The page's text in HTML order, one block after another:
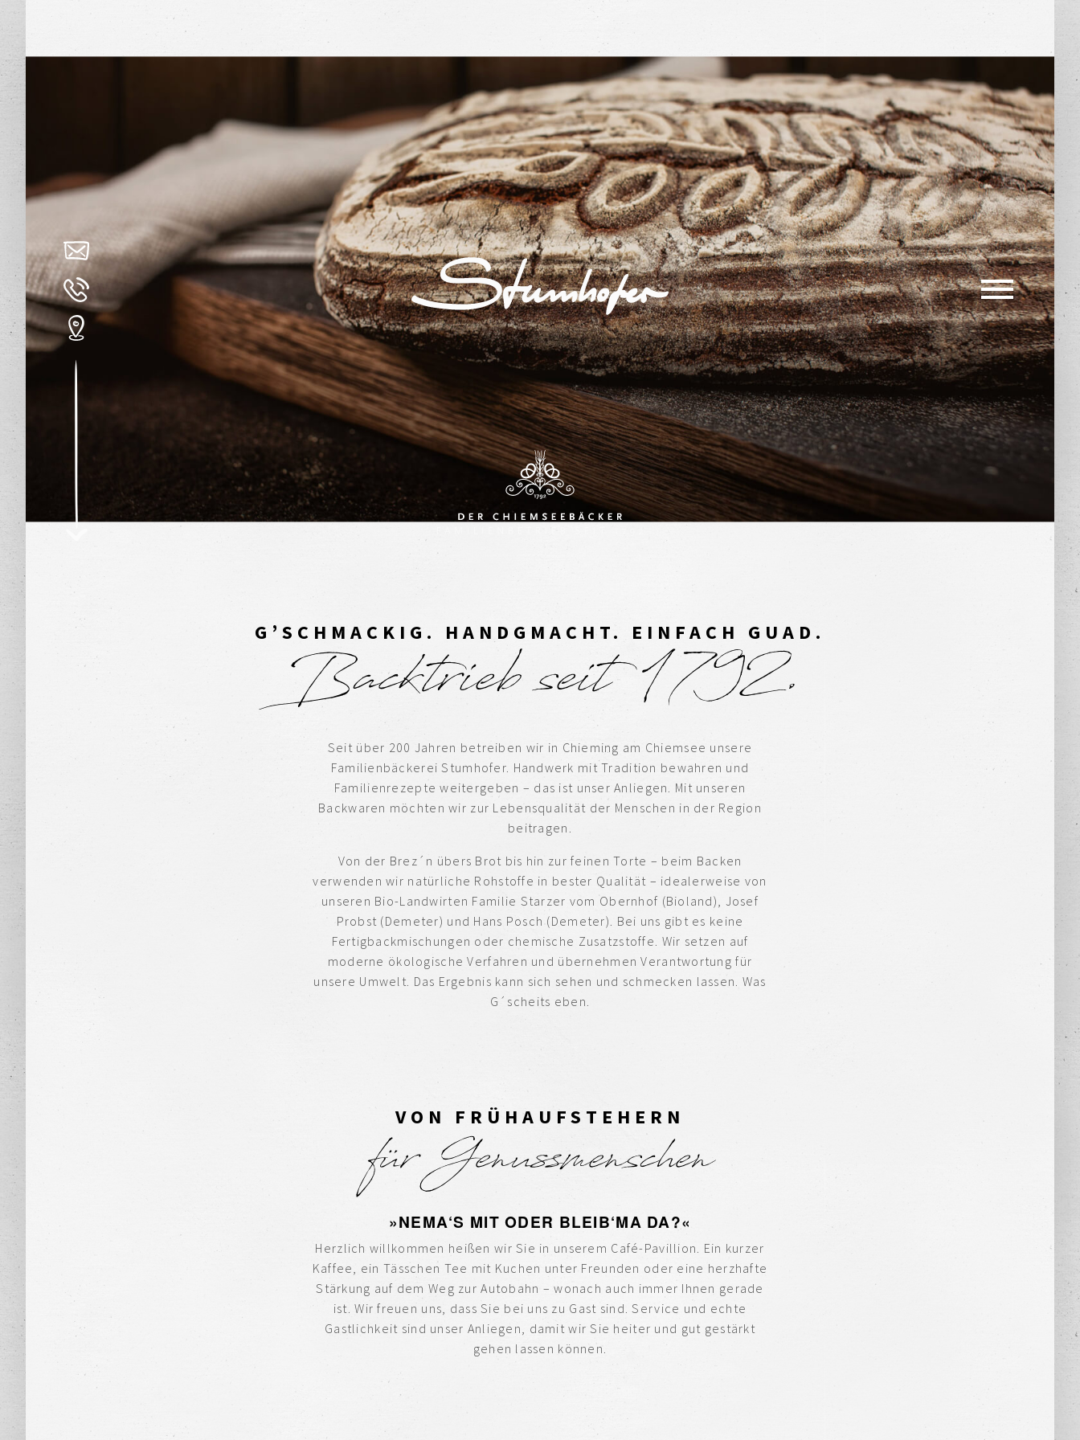
G’SCHMACKIG. HANDGMACHT. EINFACH GUAD.
Backtrieb seit 1792.
Seit über 200 Jahren betreiben wir in Chieming am Chiemsee unsere
Familienbäckerei Stumhofer. Handwerk mit Tradition bewahren und
Familienrezepte weitergeben – das ist unser Anliegen. Mit unseren
Backwaren möchten wir zur Lebensqualität der Menschen in der Region
beitragen.
Von der Brez´n übers Brot bis hin zur feinen Torte – beim Backen
verwenden wir natürliche Rohstoffe in bester Qualität – idealerweise von
unseren Bio-Landwirten Familie Starzer vom Obernhof (Bioland), Josef
Probst (Demeter) und Hans Posch (Demeter). Bei uns gibt es keine
Fertigbackmischungen oder chemische Zusatzstoffe. Wir setzen auf
moderne ökologische Verfahren und übernehmen Verantwortung für
unsere Umwelt. Das Ergebnis kann sich sehen und schmecken lassen. Was
G´scheits eben.
Kunst.
VON FRÜHAUFSTEHERN
für Genussmenschen
»NEMA‘S MIT ODER BLEIB‘MA DA?«
Herzlich willkommen heißen wir Sie in unserem Café-Pavillion. Ein kurzer
Kaffee, ein Tässchen Tee mit Kuchen unter Freunden oder eine herzhafte
Stärkung auf dem Weg zur Autobahn – wonach auch immer Ihnen gerade
ist. Wir freuen uns, dass Sie bei uns zu Gast sind. Service und echte
Gastlichkeit sind unser Anliegen, damit wir Sie heiter und gut gestärkt
gehen lassen können.